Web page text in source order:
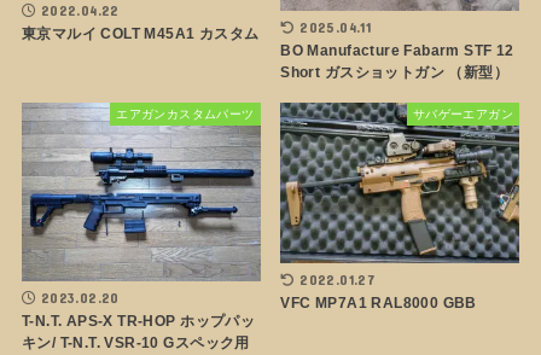
2022.04.22
東京マルイ COLT M45A1 カスタム 2025.04.11
BO Manufacture Fabarm STF 12
Short ガスショットガン （新型）
エアガンカスタムパーツ
2023.02.20
T-N.T. APS-X TR-HOP ホップパッ
キン/ T-N.T. VSR-10 Gスペック用
サバゲーエアガン
2022.01.27
VFC MP7A1 RAL8000 GBB